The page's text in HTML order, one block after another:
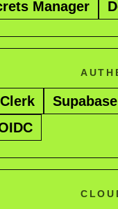
Manager
Clerk